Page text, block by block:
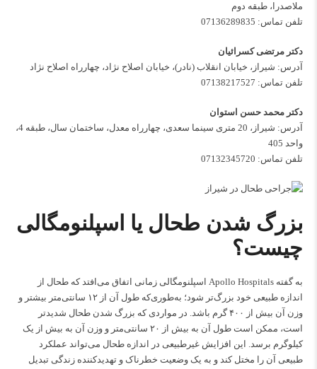
ملاصدرا، طبقه دوم
تلفن تماس: 07136289835
دکتر مرتضی کسرائیان
آدرس: شیراز، خیابان انقلاب (نادر)، خیابان اصلاح نژاد، چهارراه اصلاح نژاد
تلفن تماس: 07138217527
دکتر محمد حسن استوان
آدرس: شیراز، 20 متری سینما سعدی، چهارراه معدل، ساختمان سال، طبقه 4،
واحد 405
تلفن تماس: 07132345720
بزرگ شدن طحال یا اسپلنومگالی
چیست؟
به گفته
اسپلنومگالی زمانی اتفاق می‌افتد که طحال از
اندازه طبیعی خود بزرگ‌تر شود؛ به‌طوری‌که طول آن از ۱۲ سانتی‌متر بیشتر و
وزن آن بیش از ۴۰۰ گرم باشد. در مواردی که بزرگ شدن طحال شدیدتر
است، ممکن است طول آن به بیش از ۲۰ سانتی‌متر و وزن آن به بیش از یک
کیلوگرم برسد. این افزایش غیرطبیعی در اندازه طحال می‌تواند عملکرد
طبیعی آن را مختل کند و به یک وضعیت خطرناک و تهدیدکننده زندگی تبدیل